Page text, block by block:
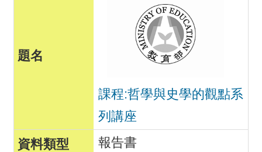
課程:哲學與史學的觀點系
列講座
報告書